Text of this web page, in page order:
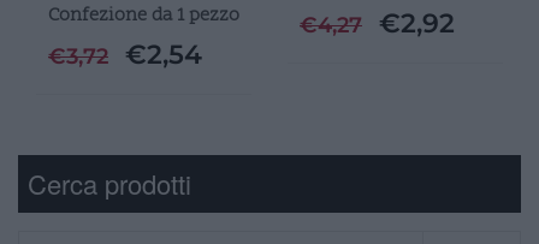
Confezione da 1 pezzo
€3,72 €2,54
€4,27 €2,92
Cerca prodotti